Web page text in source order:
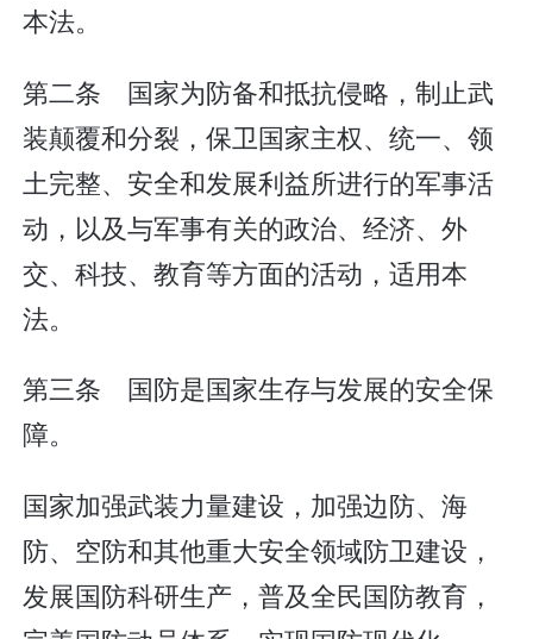
本法。
第二条 国家为防备和抵抗侵略，制止武
装颠覆和分裂，保卫国家主权、统一、领
土完整、安全和发展利益所进行的军事活
动，以及与军事有关的政治、经济、外
交、科技、教育等方面的活动，适用本
法。
第三条 国防是国家生存与发展的安全保
障。
国家加强武装力量建设，加强边防、海
防、空防和其他重大安全领域防卫建设，
发展国防科研生产，普及全民国防教育，